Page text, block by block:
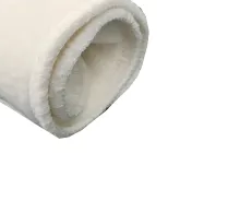
al carrello